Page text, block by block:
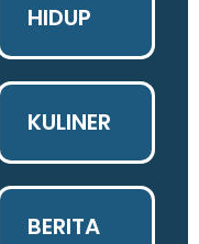
HIDUP
KULINER
BERITA